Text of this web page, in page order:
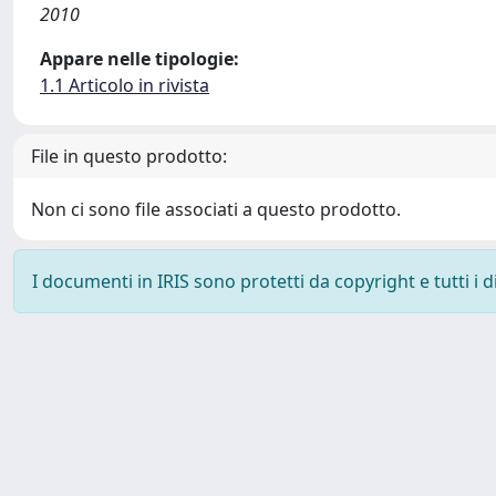
2010
Appare nelle tipologie:
1.1 Articolo in rivista
File in questo prodotto:
Non ci sono file associati a questo prodotto.
I documenti in IRIS sono protetti da copyright e tutti i